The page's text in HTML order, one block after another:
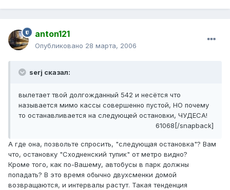
anton121
Опубликовано 28 марта, 2006
serj сказал:
вылетает твой долгожданный 542 и несётся что
называется мимо кассы совершенно пустой, НО почему
то останавливается на следующей остановки, ЧУДЕСА!
61068[/snapback]
А где она, позвольте спросить, "следующая остановка"? Вам
что, остановку "Сходненский тупик" от метро видно?
Кроме того, как по-Вашему, автобусы в парк должны
попадать? В это время обычно двухсменки домой
возвращаются, и интервалы растут. Такая тенденция